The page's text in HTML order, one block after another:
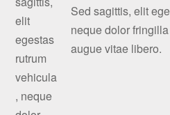
Sed sagittis, elit
neque dolor
augue vitae libero.